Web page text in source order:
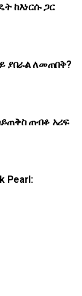
ከእነርሱ ጋር
ያበራል ለመጠበቅ?
ጠብቆ አሪፍ
Pearl: